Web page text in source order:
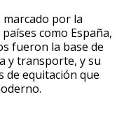
por la
como España,
fueron la base de
y transporte, y su
de equitación que